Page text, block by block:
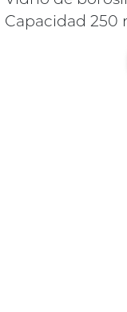
Capacidad 250